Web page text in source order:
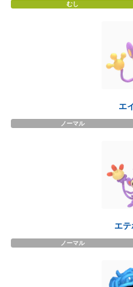
むし
エ
ノーマル
エ
ノーマル